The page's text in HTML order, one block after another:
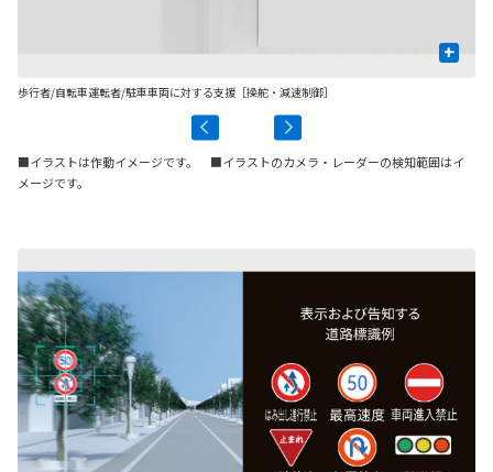
+
歩行者/自転車運転者/駐車車両に対する支援［操舵・減速制御］
■イラストは作動イメージです。 ■イラストのカメラ・レーダーの検知範囲はイ
メージです。